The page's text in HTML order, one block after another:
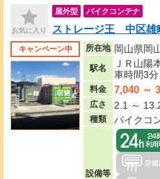
お気に入り
屋外型 バイクコンテナ
ストレージ王 中区雄
キャンペーン中 所在地 岡山県岡
駅名
ＪＲ山陽
車時間3
料金 7,040 ～
広さ 2.1 ～
種類 バイクコ
設備等